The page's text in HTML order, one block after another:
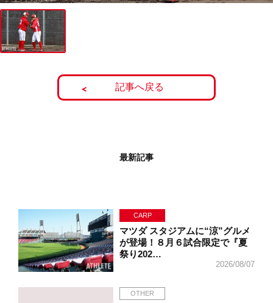
記事へ戻る
最新記事
CARP
マツダ スタジアムに“涼”グルメ
が登場！８月６試合限定で『夏
祭り202…
2026/08/07
OTHER